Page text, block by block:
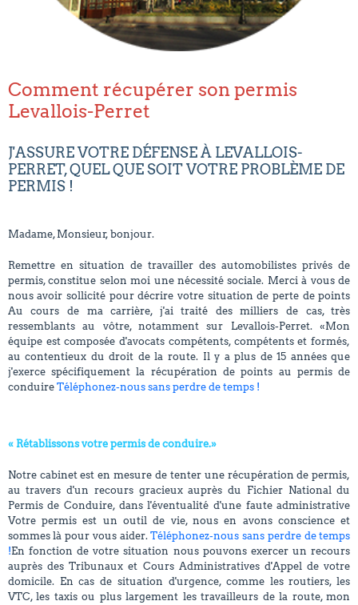
Comment récupérer son permis
Levallois-Perret
J'ASSURE VOTRE DÉFENSE À LEVALLOIS-
PERRET, QUEL QUE SOIT VOTRE PROBLÈME DE
PERMIS !
Madame, Monsieur, bonjour.
Remettre en situation de travailler des automobilistes privés de
permis, constitue selon moi une nécessité sociale. Merci à vous de
nous avoir sollicité pour décrire votre situation de perte de points
Au cours de ma carrière, j'ai traité des milliers de cas, très
ressemblants au vôtre, notamment sur Levallois-Perret. «Mon
équipe est composée d'avocats compétents, compétents et formés,
au contentieux du droit de la route. Il y a plus de 15 années que
j'exerce spécifiquement la récupération de points au permis de
conduire Téléphonez-nous sans perdre de temps !
« Rétablissons votre permis de conduire.»
Notre cabinet est en mesure de tenter une récupération de permis,
au travers d'un recours gracieux auprès du Fichier National du
Permis de Conduire, dans l'éventualité d'une faute administrative
Votre permis est un outil de vie, nous en avons conscience et
sommes là pour vous aider.Téléphonez-nous sans perdre de temps
!En fonction de votre situation nous pouvons exercer un recours
auprès des Tribunaux et Cours Administratives d'Appel de votre
domicile. En cas de situation d'urgence, comme les routiers, les
VTC, les taxis ou plus largement les travailleurs de la route, mon